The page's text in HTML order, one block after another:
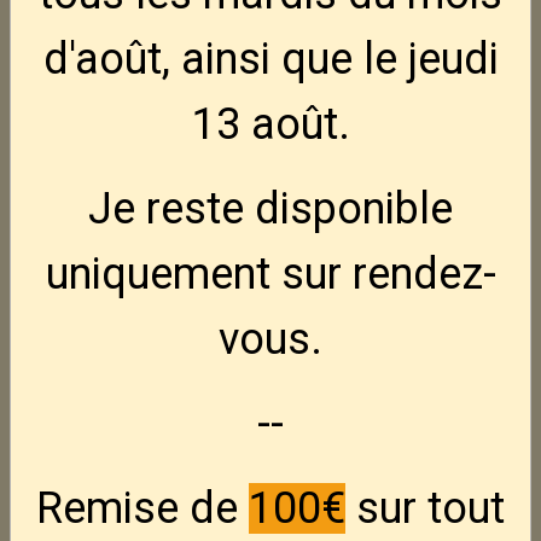
d'août, ainsi que le jeudi
13 août.
Je reste disponible
uniquement sur rendez-
vous.
--
Remise de 100€ sur tout